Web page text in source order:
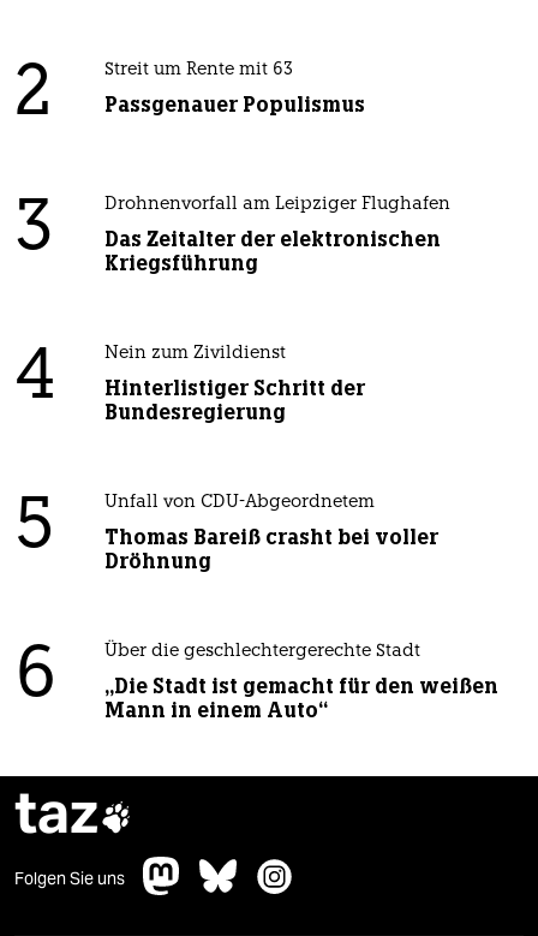
2 Streit um Rente mit 63
Passgenauer Populismus
3 Drohnenvorfall am Leipziger Flughafen
Das Zeitalter der elektronischen
Kriegsführung
4 Nein zum Zivildienst
Hinterlistiger Schritt der
Bundesregierung
5 Unfall von CDU-Abgeordnetem
Thomas Bareiß crasht bei voller
Dröhnung
6 Über die geschlechtergerechte Stadt
„Die Stadt ist gemacht für den weißen
Mann in einem Auto“
taz
Folgen Sie uns